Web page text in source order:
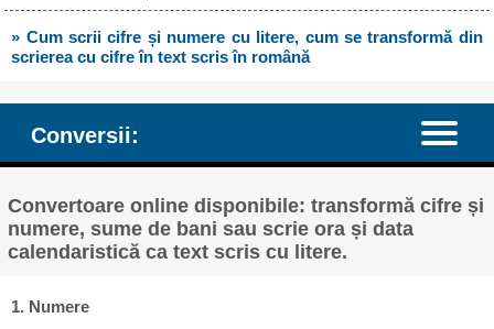
» Cum scrii cifre și numere cu litere, cum se transformă din
scrierea cu cifre în text scris în română
Conversii:
Convertoare online disponibile: transformă cifre și
numere, sume de bani sau scrie ora și data
calendaristică ca text scris cu litere.
1. Numere